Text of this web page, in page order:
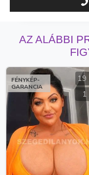
AZ ALÁBBI
FÉNYKÉP-
GARANCIA
19
1